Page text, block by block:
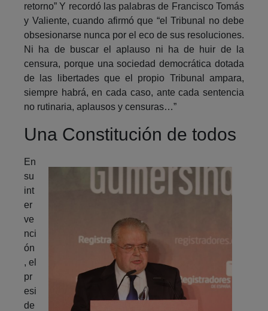
retorno” Y recordó las palabras de Francisco Tomás
y Valiente, cuando afirmó que “el Tribunal no debe
obsesionarse nunca por el eco de sus resoluciones.
Ni ha de buscar el aplauso ni ha de huir de la
censura, porque una sociedad democrática dotada
de las libertades que el propio Tribunal ampara,
siempre habrá, en cada caso, ante cada sentencia
no rutinaria, aplausos y censuras…”
Una Constitución de todos
En
su
int
er
ve
nci
ón
, el
pr
esi
de